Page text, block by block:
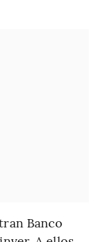
Banco